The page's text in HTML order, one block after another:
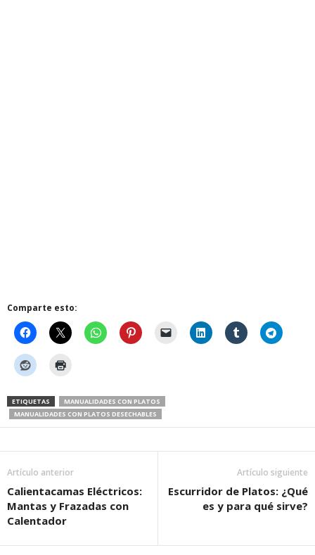
Comparte esto:
ETIQUETAS
MANUALIDADES CON PLATOS
MANUALIDADES CON PLATOS DESECHABLES
Artículo anterior
Calientacamas Eléctricos:
Mantas y Frazadas con
Calentador
Artículo siguiente
Escurridor de Platos: ¿Qué
es y para qué sirve?